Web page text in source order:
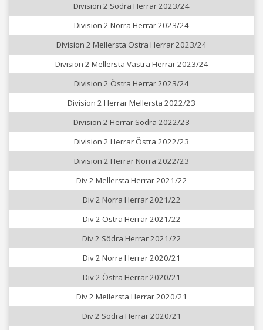
Division 2 Södra Herrar 2023/24
Division 2 Norra Herrar 2023/24
Division 2 Mellersta Östra Herrar 2023/24
Division 2 Mellersta Västra Herrar 2023/24
Division 2 Östra Herrar 2023/24
Division 2 Herrar Mellersta 2022/23
Division 2 Herrar Södra 2022/23
Division 2 Herrar Östra 2022/23
Division 2 Herrar Norra 2022/23
Div 2 Mellersta Herrar 2021/22
Div 2 Norra Herrar 2021/22
Div 2 Östra Herrar 2021/22
Div 2 Södra Herrar 2021/22
Div 2 Norra Herrar 2020/21
Div 2 Östra Herrar 2020/21
Div 2 Mellersta Herrar 2020/21
Div 2 Södra Herrar 2020/21